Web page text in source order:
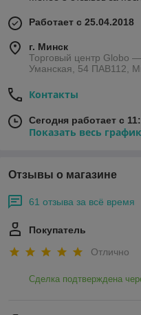
Работает с 25.04.2018
г. Минск
Торговый центр Globo
Уманская, 54 ПАВ112,
Контакты
Сегодня работает с
Показать весь
Отзывы о магазине
61 отзыва за всё время
Покупатель
Отлично
Сделка подтверждена